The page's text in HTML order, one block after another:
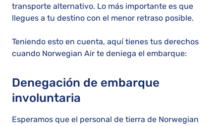
transporte alternativo. Lo más importante es que
llegues a tu destino con el menor retraso posible.
Teniendo esto en cuenta, aquí tienes tus derechos
cuando Norwegian Air te deniega el embarque:
Denegación de embarque
involuntaria
Esperamos que el personal de tierra de Norwegian